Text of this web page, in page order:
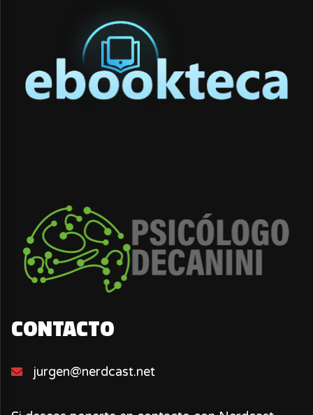
CONTACTO
jurgen@nerdcast.net